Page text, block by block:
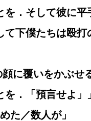
を．そして彼に
て下僕たちは殴
顔に覆いをかぶ
を．「預言せよ」
た／数人が」